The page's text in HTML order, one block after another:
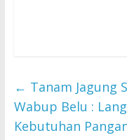
← Tanam Jagung
Wabup Belu :
Kebutuhan